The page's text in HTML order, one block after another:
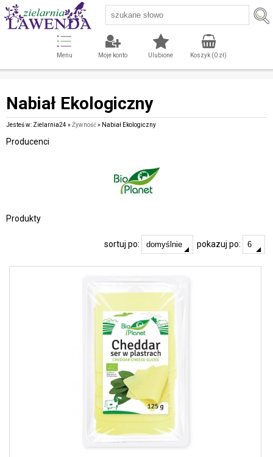
Menu Moje konto Ulubione Koszyk (0zł)
Nabiał Ekologiczny
Jesteś w: Zielarnia24 »Żywność» Nabiał Ekologiczny
Producenci
Produkty
pokazuj po:
sortuj po: